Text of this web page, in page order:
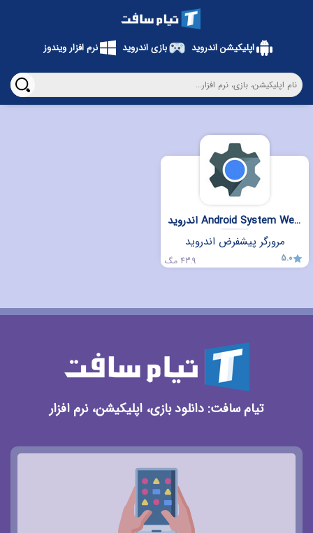
اندروید Android System WebView
مرورگر پیشفرض اندروید
5.0 43.9 مگ
اپلیکیشن اندروید بازی اندروید نرم افزار ویندوز
تیام سافت: دانلود بازی، اپلیکیشن، نرم افزار